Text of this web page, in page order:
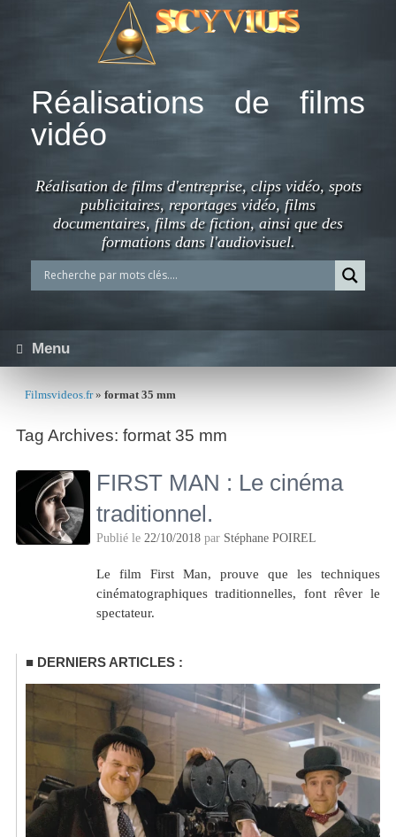
Réalisations de films
vidéo
Réalisation de films d'entreprise, clips vidéo, spots
publicitaires, reportages vidéo, films
documentaires, films de fiction, ainsi que des
formations dans l'audiovisuel.
Menu
Filmsvideos.fr» format 35 mm
Tag Archives: format 35 mm
FIRST MAN : Le cinéma
traditionnel.
Publié le 22/10/2018 par Stéphane POIREL
Le film First Man, prouve que les techniques
cinématographiques traditionnelles, font rêver le
spectateur.
DERNIERS ARTICLES :